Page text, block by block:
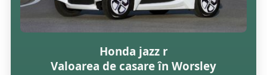
Honda jazz r
Valoarea de casare în Worsley